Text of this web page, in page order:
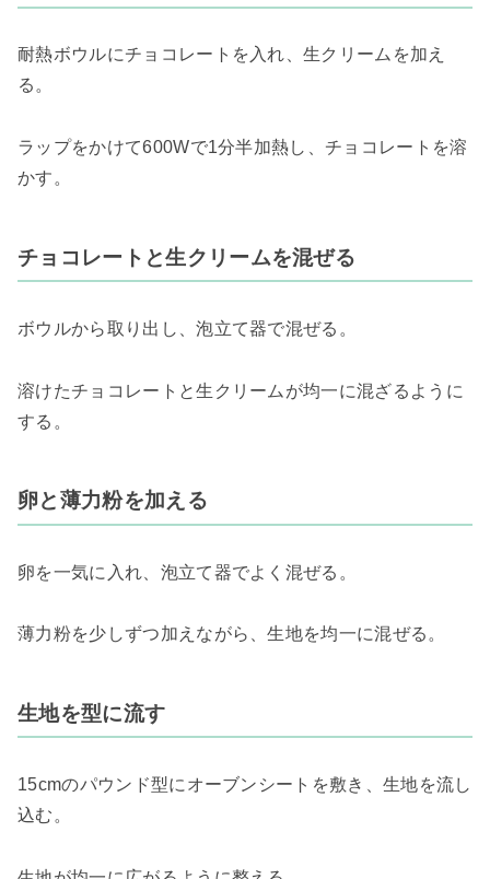
耐熱ボウルにチョコレートを入れ、生クリームを加え
る。
ラップをかけて600Wで1分半加熱し、チョコレートを溶
かす。
チョコレートと生クリームを混ぜる
ボウルから取り出し、泡立て器で混ぜる。
溶けたチョコレートと生クリームが均一に混ざるように
する。
卵と薄力粉を加える
卵を一気に入れ、泡立て器でよく混ぜる。
薄力粉を少しずつ加えながら、生地を均一に混ぜる。
生地を型に流す
15cmのパウンド型にオーブンシートを敷き、生地を流し
込む。